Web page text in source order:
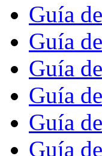
Guía
Guía
Guía
Guía
Guía
Guía